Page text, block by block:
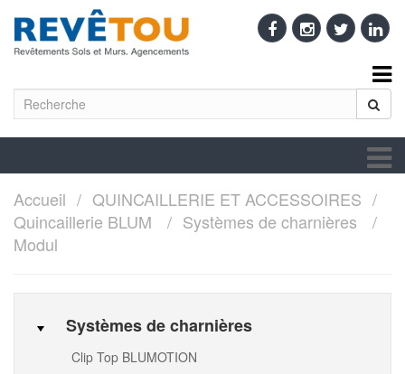
Accueil
QUINCAILLERIE ET ACCESSOIRES
Quincaillerie BLUM
Systèmes de charnières
Modul
Systèmes de charnières
Clip Top BLUMOTION